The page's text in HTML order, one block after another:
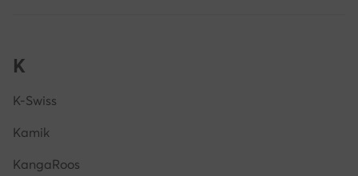
K
K-Swiss
Kamik
KangaRoos